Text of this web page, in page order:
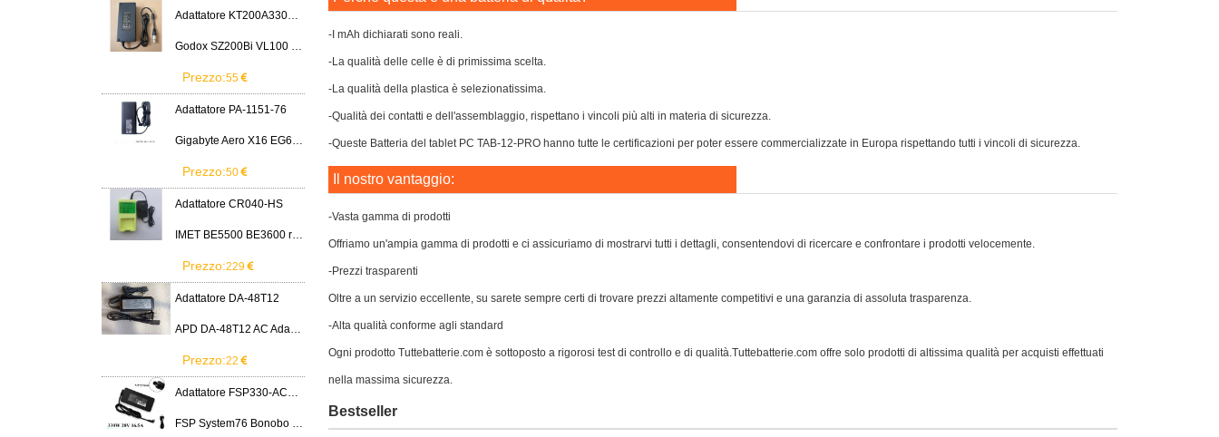
-I mAh dichiarati sono reali.
-La qualità delle celle è di primissima scelta.
-La qualità della plastica è selezionatissima.
-Qualità dei contatti e dell'assemblaggio, rispettano i vincoli più alti in materia di sicurezza.
-Queste Batteria del tablet PC TAB-12-PRO hanno tutte le certificazioni per poter essere commercializzate in Europa rispettando tutti i vincoli di sicurezza.
Il nostro vantaggio:
-Vasta gamma di prodotti
Offriamo un'ampia gamma di prodotti e ci assicuriamo di mostrarvi tutti i dettagli, consentendovi di ricercare e confrontare i prodotti velocemente.
-Prezzi trasparenti
Oltre a un servizio eccellente, su sarete sempre certi di trovare prezzi altamente competitivi e una garanzia di assoluta trasparenza.
-Alta qualità conforme agli standard
Ogni prodotto Tuttebatterie.com è sottoposto a rigorosi test di controllo e di qualità.Tuttebatterie.com offre solo prodotti di altissima qualità per acquisti effettuati
nella massima sicurezza.
Bestseller
Adattatore KT200A3300666B3
Godox SZ200Bi VL100 VL200 VL300 LED Light
Prezzo:55
Adattatore PA-1151-76
Gigabyte Aero X16 EG61H RTX 5070 2WHA3USC64AH LITEON PA-1151-76 150W adapter
Prezzo:50
Adattatore CR040-HS
IMET BE5500 BE3600 remote control battery
Prezzo:229
Adattatore DA-48T12
APD DA-48T12 AC Adapter 12V 4A Power Supply Cord
Prezzo:22
Adattatore FSP330-ACAU3
FSP System76 Bonobo WS (bonw16)/Ultra 9/RTX5090